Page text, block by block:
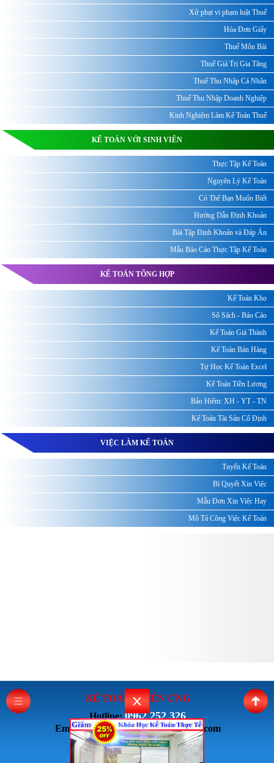
Xử phạt vi phạm luật Thuế
Hóa Đơn Giấy
Thuế Môn Bài
Thuế Giá Trị Gia Tăng
Thuế Thu Nhập Cá Nhân
Thuế Thu Nhập Doanh Nghiệp
Kinh Nghiệm Làm Kế Toán Thuế
KẾ TOÁN VỚI SINH VIÊN
Thực Tập Kế Toán
Nguyên Lý Kế Toán
Có Thể Bạn Muốn Biết
Hướng Dẫn Định Khoản
Bài Tập Định Khoản và Đáp Án
Mẫu Báo Cáo Thực Tập Kế Toán
KẾ TOÁN TỔNG HỢP
Kế Toán Kho
Sổ Sách - Báo Cáo
Kế Toán Giá Thành
Kế Toán Bán Hàng
Tự Học Kế Toán Excel
Kế Toán Tiền Lương
Bảo Hiểm: XH - YT - TN
Kế Toán Tài Sản Cố Định
VIỆC LÀM KẾ TOÁN
Tuyển Kế Toán
Bí Quyết Xin Việc
Mẫu Đơn Xin Việc Hay
Mô Tả Công Việc Kế Toán
KẾ TOÁN THIÊN ƯNG
Hotline:0962 252 326
Email: ketoanthienung6868@gmail.com